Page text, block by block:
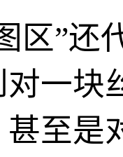
区”还
一块
至是